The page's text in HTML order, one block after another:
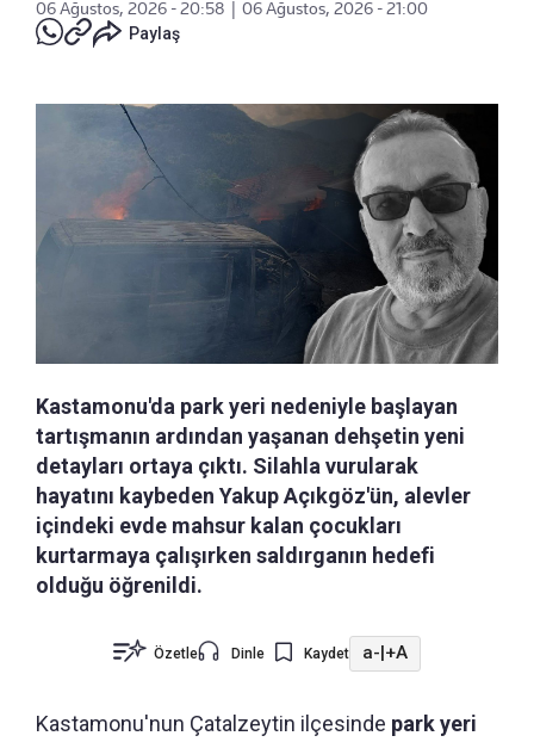
06 Ağustos, 2026 - 20:58 | 06 Ağustos, 2026 - 21:00
Paylaş
Kastamonu'da park yeri nedeniyle başlayan
tartışmanın ardından yaşanan dehşetin yeni
detayları ortaya çıktı. Silahla vurularak
hayatını kaybeden Yakup Açıkgöz'ün, alevler
içindeki evde mahsur kalan çocukları
kurtarmaya çalışırken saldırganın hedefi
olduğu öğrenildi.
Özetle Dinle Kaydet a-|+A
Kastamonu'nun Çatalzeytin ilçesinde park yeri